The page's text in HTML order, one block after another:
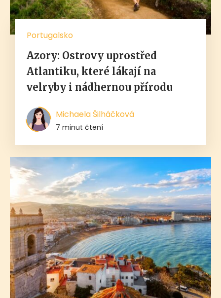
Portugalsko
Azory: Ostrovy uprostřed
Atlantiku, které lákají na
velryby i nádhernou přírodu
Michaela Šilháčková
7 minut čtení